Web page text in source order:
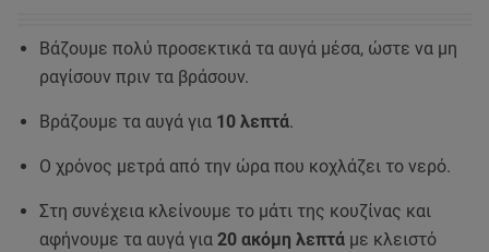
Βάζουμε πολύ προσεκτικά τα αυγά μέσα, ώστε να μη
ραγίσουν πριν τα βράσουν.
Βράζουμε τα αυγά για 10 λεπτά.
Ο χρόνος μετρά από την ώρα που κοχλάζει το νερό.
Στη συνέχεια κλείνουμε το μάτι της κουζίνας και
αφήνουμε τα αυγά για 20 ακόμη λεπτά με κλειστό